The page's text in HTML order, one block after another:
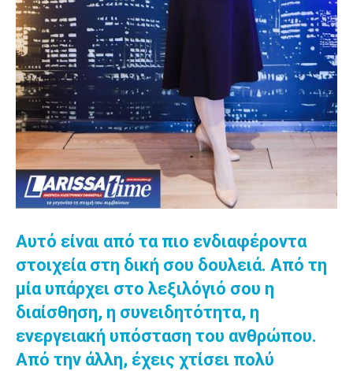
Αυτό είναι από τα πιο ενδιαφέροντα
στοιχεία στη δική σου δουλειά. Από τη
μία υπάρχει στο λεξιλόγιό σου η
διαίσθηση, η συνειδητότητα, η
ενεργειακή υπόσταση του ανθρώπου.
Από την άλλη, έχεις χτίσει πολύ